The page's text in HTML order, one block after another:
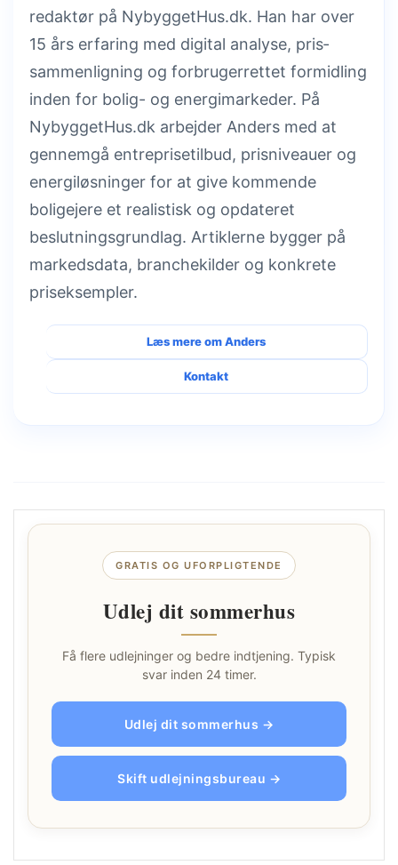
redaktør på NybyggetHus.dk. Han har over
15 års erfaring med digital analyse, pris­
sammenligning og forbrugerrettet formidling
inden for bolig- og energimarkeder. På
NybyggetHus.dk arbejder Anders med at
gennemgå entreprisetilbud, prisniveauer og
energiløsninger for at give kommende
boligejere et realistisk og opdateret
beslutningsgrundlag. Artiklerne bygger på
markedsdata, branchekilder og konkrete
priseksempler.
Læs mere om Anders
Kontakt
GRATIS OG UFORPLIGTENDE
Udlej dit sommerhus
Få flere udlejninger og bedre indtjening. Typisk
svar inden 24 timer.
Udlej dit sommerhus →
Skift udlejningsbureau →